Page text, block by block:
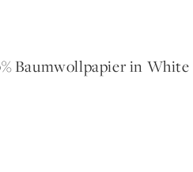
Baumwollpapier in